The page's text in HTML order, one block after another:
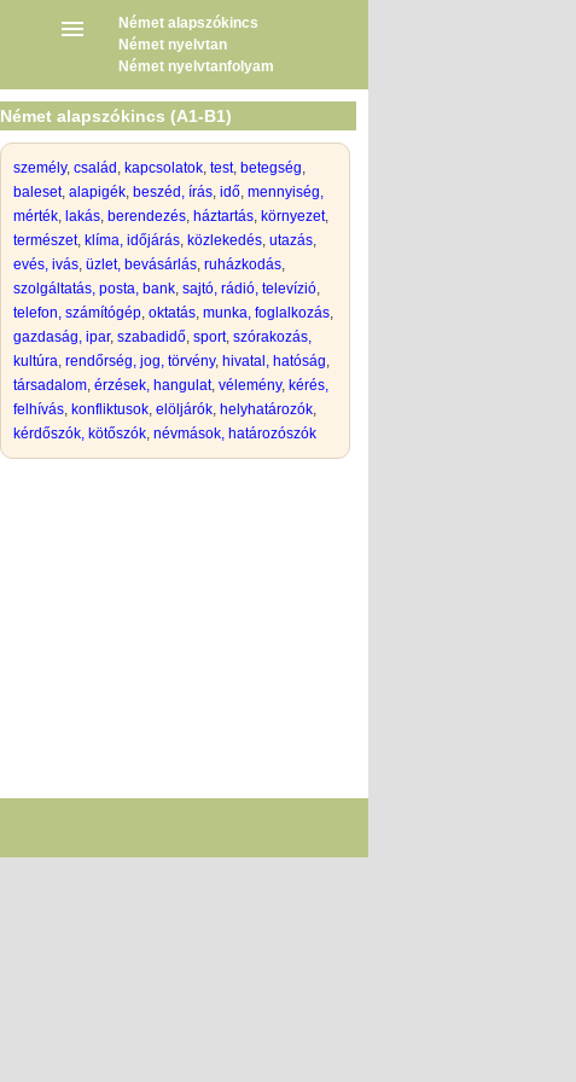
Német alapszókincs
Német nyelvtan
Német nyelvtanfolyam
Német alapszókincs (A1-B1)
személy, család , kapcsolatok, test, betegség,
baleset, alapigék, beszéd, írás, idő, mennyiség,
mérték, lakás, berendezés, háztartás, környezet,
természet, klíma, időjárás, közlekedés, utazás,
evés, ivás, üzlet, bevásárlás, ruházkodás,
szolgáltatás, posta, bank, sajtó, rádió, televízió,
telefon, számítógép, oktatás, munka, foglalkozás,
gazdaság, ipar, szabadidő, sport, szórakozás,
kultúra, rendőrség, jog, törvény, hivatal, hatóság,
társadalom, érzések, hangulat, vélemény, kérés,
felhívás, konfliktusok, elöljárók, helyhatározók,
kérdőszók, kötőszók, névmások, határozószók